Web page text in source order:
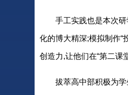
手工实践也是本次
化的博大精深;模拟制作
创造力,让他们在“第二课
拔萃高中部积极为